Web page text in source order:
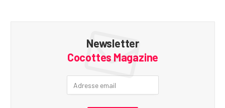
Newsletter
Cocottes Magazine